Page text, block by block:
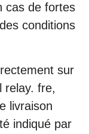
cas de fortes
conditions
sur
relay. fre,
livraison
indiqué par